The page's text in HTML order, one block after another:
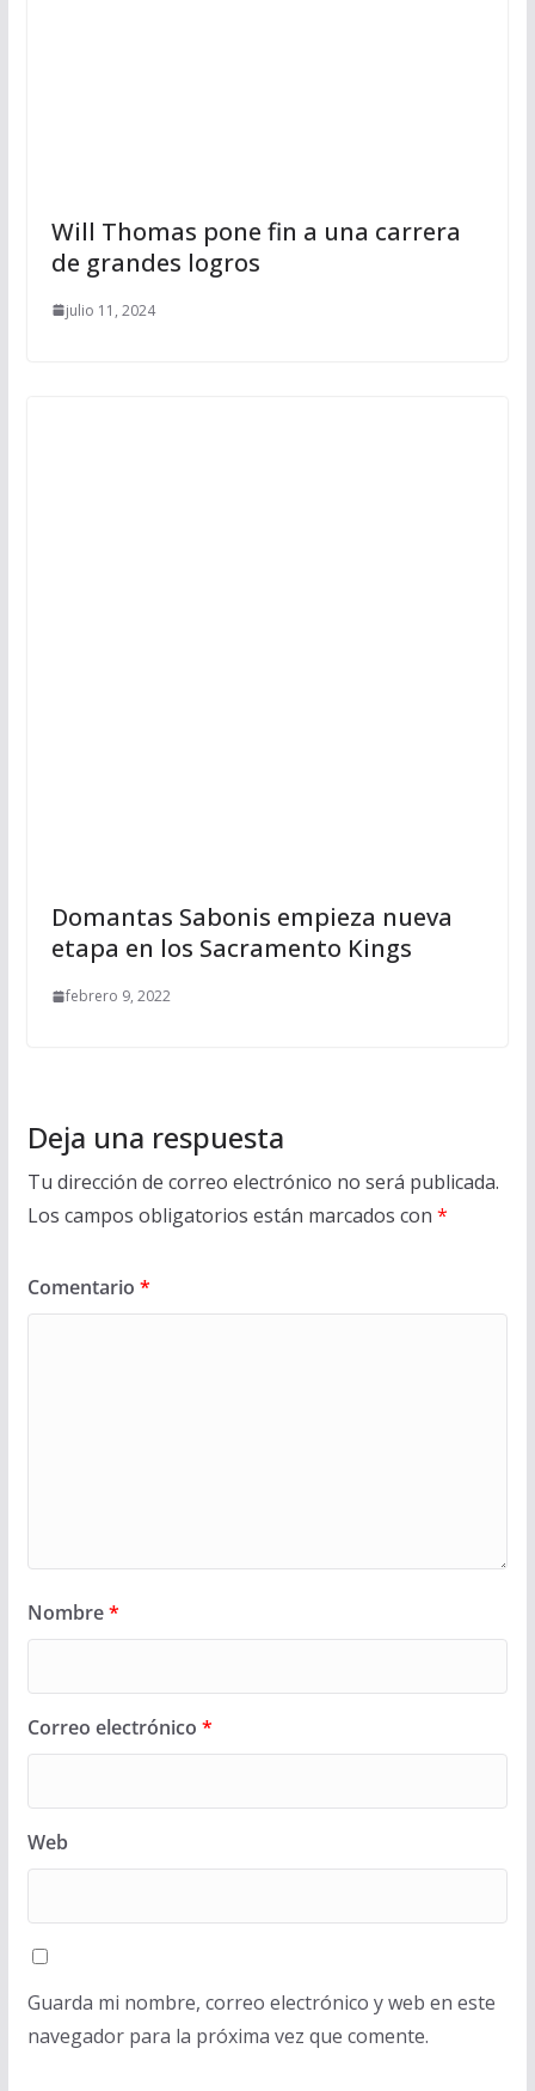
Will Thomas pone fin a una carrera
de grandes logros
julio 11, 2024
Domantas Sabonis empieza nueva
etapa en los Sacramento Kings
febrero 9, 2022
Deja una respuesta
Tu dirección de correo electrónico no será publicada.
Los campos obligatorios están marcados con *
Comentario *
Nombre*
Correo electrónico *
Web
Guarda mi nombre, correo electrónico y web en este
navegador para la próxima vez que comente.